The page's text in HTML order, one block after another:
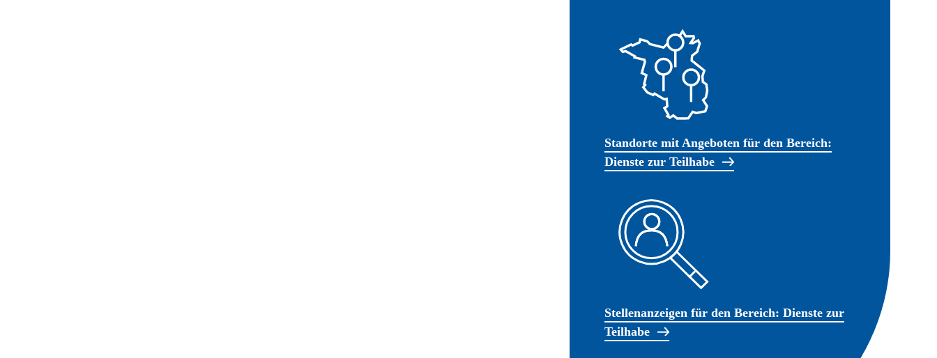
Standorte mit Angeboten für den Bereich:
Dienste zur Teilhabe
Stellenanzeigen für den Bereich: Dienste zur
Teilhabe